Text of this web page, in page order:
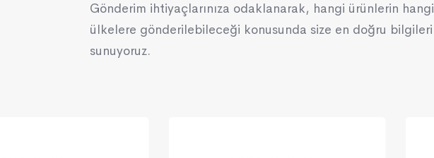
Gönderim ihtiyaçlarınıza odaklanarak, hangi ürünlerin hangi
ülkelere gönderilebileceği konusunda size en doğru bilgileri
sunuyoruz.